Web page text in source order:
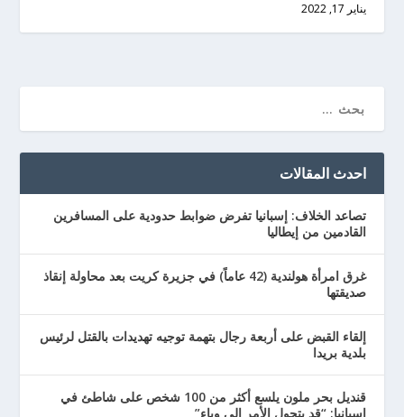
يناير 17, 2022
احدث المقالات
تصاعد الخلاف: إسبانيا تفرض ضوابط حدودية على المسافرين
القادمين من إيطاليا
غرق امرأة هولندية (42 عاماً) في جزيرة كريت بعد محاولة إنقاذ
صديقتها
إلقاء القبض على أربعة رجال بتهمة توجيه تهديدات بالقتل لرئيس
بلدية بريدا
قنديل بحر ملون يلسع أكثر من 100 شخص على شاطئ في
إسبانيا: “قد يتحول الأمر إلى وباء”